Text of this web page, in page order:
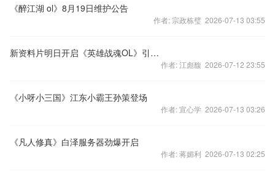
《醉江湖 ol》8月19日维护公告
作者: 宗政栋璧 2026-07-13 03:55
新资料片明日开启《英雄战魂OL》引爆狂野对决
作者: 江彪馥 2026-07-12 23:55
《小呀小三国》江东小霸王孙策登场
作者: 宣心学 2026-07-13 03:26
《凡人修真》白泽服务器劲爆开启
作者: 蒋媚利 2026-07-13 02:25